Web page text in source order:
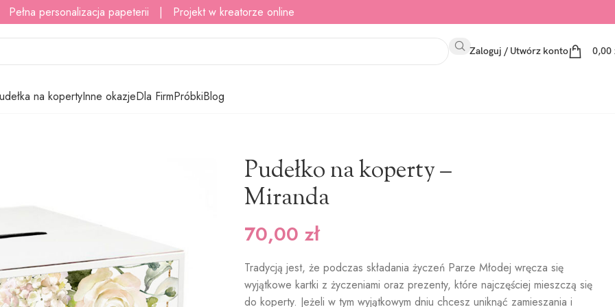
personalizacja papeterii | Projekt w kreatorze online
Zaloguj / Utwórz konto 0,00
na kopertyInne okazjeDla FirmPróbkiBlog
Pudełko na koperty –
Miranda
70,00 zł
Tradycją jest, że podczas składania życzeń Parze Młodej wręcza się
wyjątkowe kartki z życzeniami oraz prezenty, które najczęściej mieszczą się
do koperty. Jeżeli w tym wyjątkowym dniu chcesz uniknąć zamieszania i